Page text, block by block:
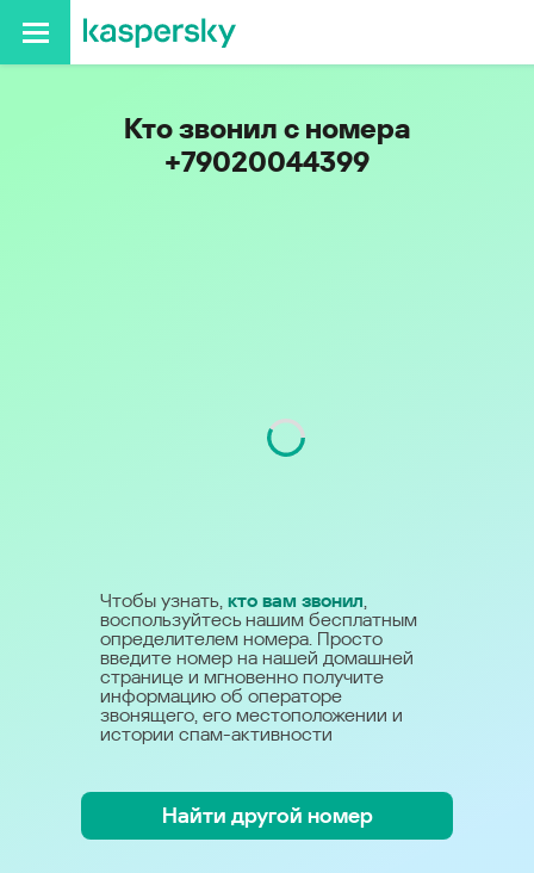
Кто звонил с номера
+79020044399
Чтобы узнать, кто вам звонил,
воспользуйтесь нашим бесплатным
определителем номера. Просто
введите номер на нашей домашней
странице и мгновенно получите
информацию об операторе
звонящего, его местоположении и
истории спам-активности
Найти другой номер